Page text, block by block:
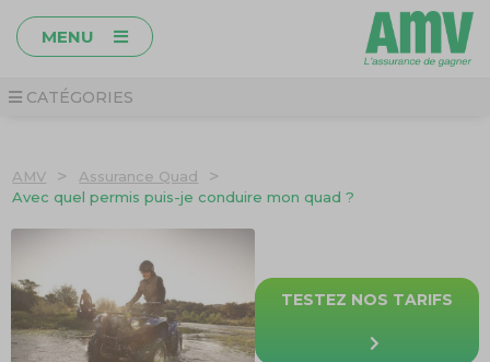
MENU
CATÉGORIES
AMV > Assurance Quad >
Avec quel permis puis-je conduire mon quad ?
TESTEZ NOS TARIFS